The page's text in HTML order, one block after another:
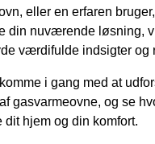
eller en erfaren
din nuværende løsning,
værdifulde indsigter og
i gang med at
gasvarmeovne, og se
dit hjem og din komfort.